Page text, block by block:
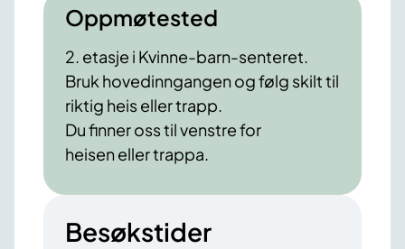
Oppmøtested
2. etasje i Kvinne-barn-senteret.
Bruk hovedinngangen og følg skilt til
riktig heis eller trapp.
Du finner oss til venstre for
heisen eller trappa.
Besøkstider